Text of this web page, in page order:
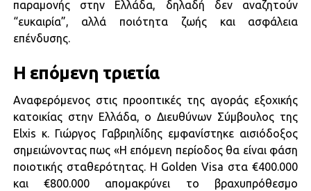
παραμονής στην Ελλάδα, δηλαδή δεν αναζητούν
“ευκαιρία”, αλλά ποιότητα ζωής και ασφάλεια
επένδυσης.
Η επόμενη τριετία
Αναφερόμενος στις προοπτικές της αγοράς εξοχικής
κατοικίας στην Ελλάδα, ο Διευθύνων Σύμβουλος της
Elxis κ. Γιώργος Γαβριηλίδης εμφανίστηκε αισιόδοξος
σημειώνοντας πως «Η επόμενη περίοδος θα είναι φάση
ποιοτικής σταθερότητας. Η Golden Visa στα €400.000
και €800.000 απομακρύνει το βραχυπρόθεσμο